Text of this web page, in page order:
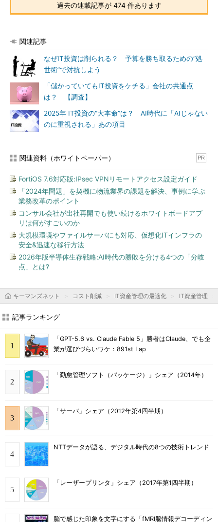
過去の連載記事が 474 件あります
関連記事
なぜIT投資は削られる？ 予算を勝ち取るための“処
世術”で対抗しよう
「儲かっていてもIT投資をケチる」会社の共通点
は？ 【調査】
2025年 IT投資の“大本命”は？ AI時代に「AIじゃない
のに重視される」あの項目
関連資料（ホワイトペーパー） PR
FortiOS 7.6対応版:IPsec VPNリモートアクセス設定ガイド
「2024年問題」を契機に物流業界の課題を解決、事例に学ぶ
業務改革のポイント
コンサル会社が出社再開でも使い続けるホワイトボードアプ
リは何がすごいのか
大規模環境やファイルサーバにも対応、仮想化ITインフラの
安全&迅速な移行方法
2026年版半導体生存戦略:AI時代の勝敗を分ける4つの「分岐
点」とは?
キーマンズネット コスト削減 IT資産管理の最適化 IT資産管理
記事ランキング
「GPT-5.6 vs. Claude Fable 5」勝者はClaude、でも企
業が選びづらいワケ：891st Lap
「勤怠管理ソフト（パッケージ）」シェア（2014年）
「サーバ」シェア（2012年第4四半期）
NTTデータが語る、デジタル時代の8つの技術トレンド
「レーザープリンタ」シェア（2017年第1四半期）
脳で感じた印象を文字にする「fMRI脳情報デコーディン